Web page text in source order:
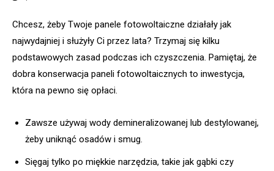
Chcesz, żeby Twoje panele fotowoltaiczne działały jak
najwydajniej i służyły Ci przez lata? Trzymaj się kilku
podstawowych zasad podczas ich czyszczenia. Pamiętaj, że
dobra konserwacja paneli fotowoltaicznych to inwestycja,
która na pewno się opłaci.
Zawsze używaj wody demineralizowanej lub destylowanej,
żeby uniknąć osadów i smug.
Sięgaj tylko po miękkie narzędzia, takie jak gąbki czy